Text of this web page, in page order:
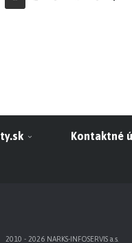
Kontaktné
2010 - 2026 NARKS-INFOSERVIS a.s.